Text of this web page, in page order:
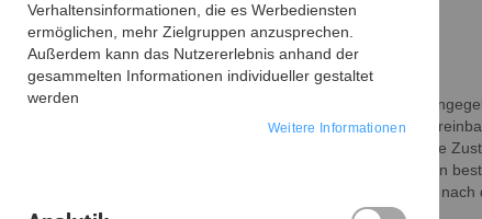
Es gelten folgende Bedingungen:
Lieferfristen
Soweit im jeweiligen Angebot keine andere Frist
von 5 - 7 Werktagen nach Vertragsschluss (bei
Beachten Sie, dass an Sonn- und Feiertagen keine
Haben Sie Artikel mit unterschiedlichen Lieferzeiten
haben. Die Lieferzeit bestimmt sich in diesem Fall
Verhaltensinformationen, die es Werbediensten
ermöglichen, mehr Zielgruppen anzusprechen.
Außerdem kann das Nutzererlebnis anhand der
gesammelten Informationen individueller gestaltet
werden
Weitere Informationen